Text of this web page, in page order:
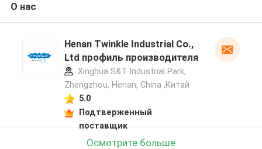
О нас
Henan Twinkle Industrial Co.,
Ltd профиль производителя
Xinghua S&T Industrial Park,
Zhengzhou, Henan, China ,Китай
5.0
Подтверженный
поставщик
Осмотрите больше